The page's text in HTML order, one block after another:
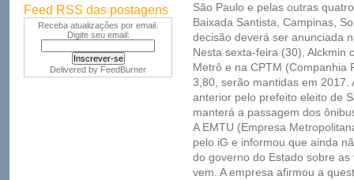
Feed RSS das postagens
Receba atualizações por email.
Digite seu email:
Delivered by FeedBurner
São Paulo e pelas outras
Baixada Santista, Campinas,
decisão deverá ser anunciada
Nesta sexta-feira (30), Alckmin
Metrô e na CPTM (Companhia
3,80, serão mantidas em 2017.
anterior pelo prefeito eleito de
manterá a passagem dos
A EMTU (Empresa
pelo iG e informou que ainda
do governo do Estado sobre
vem. A empresa afirmou a